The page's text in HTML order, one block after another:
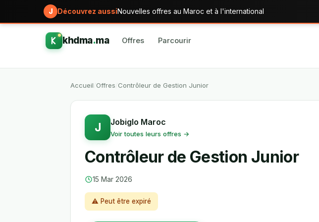
J Découvrez aussiNouvelles offres au Maroc et à l'international
khdma.ma Offres Parcourir
Accueil Offres Contrôleur de Gestion Junior
J Jobiglo Maroc
Voir toutes leurs offres →
Contrôleur de Gestion Junior
15 Mar 2026
⚠ Peut être expiré